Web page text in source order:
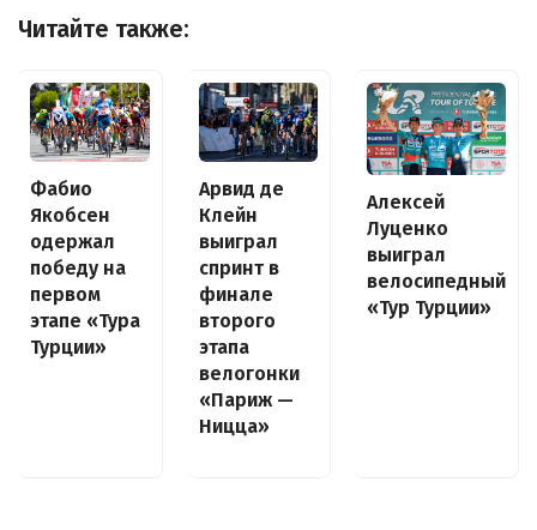
Читайте также:
Фабио
Якобсен
одержал
победу на
первом
этапе «Тура
Турции»
Арвид де
Клейн
выиграл
спринт в
финале
второго
этапа
велогонки
«Париж —
Ницца»
Алексей
Луценко
выиграл
велосипедный
«Тур Турции»